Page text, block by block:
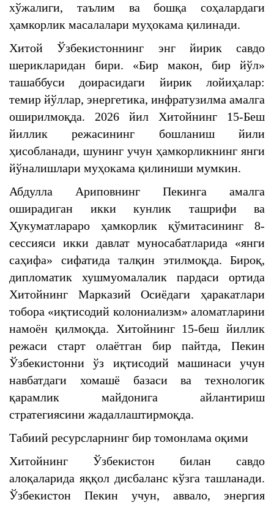
хўжалиги, таълим ва бошқа соҳалардаги
ҳамкорлик масалалари муҳокама қилинади.
Хитой Ўзбекистоннинг энг йирик савдо
шерикларидан бири. «Бир макон, бир йўл»
ташаббуси доирасидаги йирик лойиҳалар:
темир йўллар, энергетика, инфратузилма амалга
оширилмоқда. 2026 йил Хитойнинг 15-Беш
йиллик режасининг бошланиш йили
ҳисобланади, шунинг учун ҳамкорликнинг янги
йўналишлари муҳокама қилиниши мумкин.
Абдулла Ариповнинг Пекинга амалга
оширадиган икки кунлик ташрифи ва
Ҳукуматлараро ҳамкорлик қўмитасининг 8-
сессияси икки давлат муносабатларида «янги
саҳифа» сифатида талқин этилмоқда. Бироқ,
дипломатик хушмуомалалик пардаси ортида
Хитойнинг Марказий Осиёдаги ҳаракатлари
тобора «иқтисодий колониализм» аломатларини
намоён қилмоқда. Хитойнинг 15-беш йиллик
режаси старт олаётган бир пайтда, Пекин
Ўзбекистонни ўз иқтисодий машинаси учун
навбатдаги хомашё базаси ва технологик
қарамлик майдонига айлантириш
стратегиясини жадаллаштирмоқда.
Табиий ресурсларнинг бир томонлама оқими
Хитойнинг Ўзбекистон билан савдо
алоқаларида яққол дисбаланс кўзга ташланади.
Ўзбекистон Пекин учун, аввало, энергия